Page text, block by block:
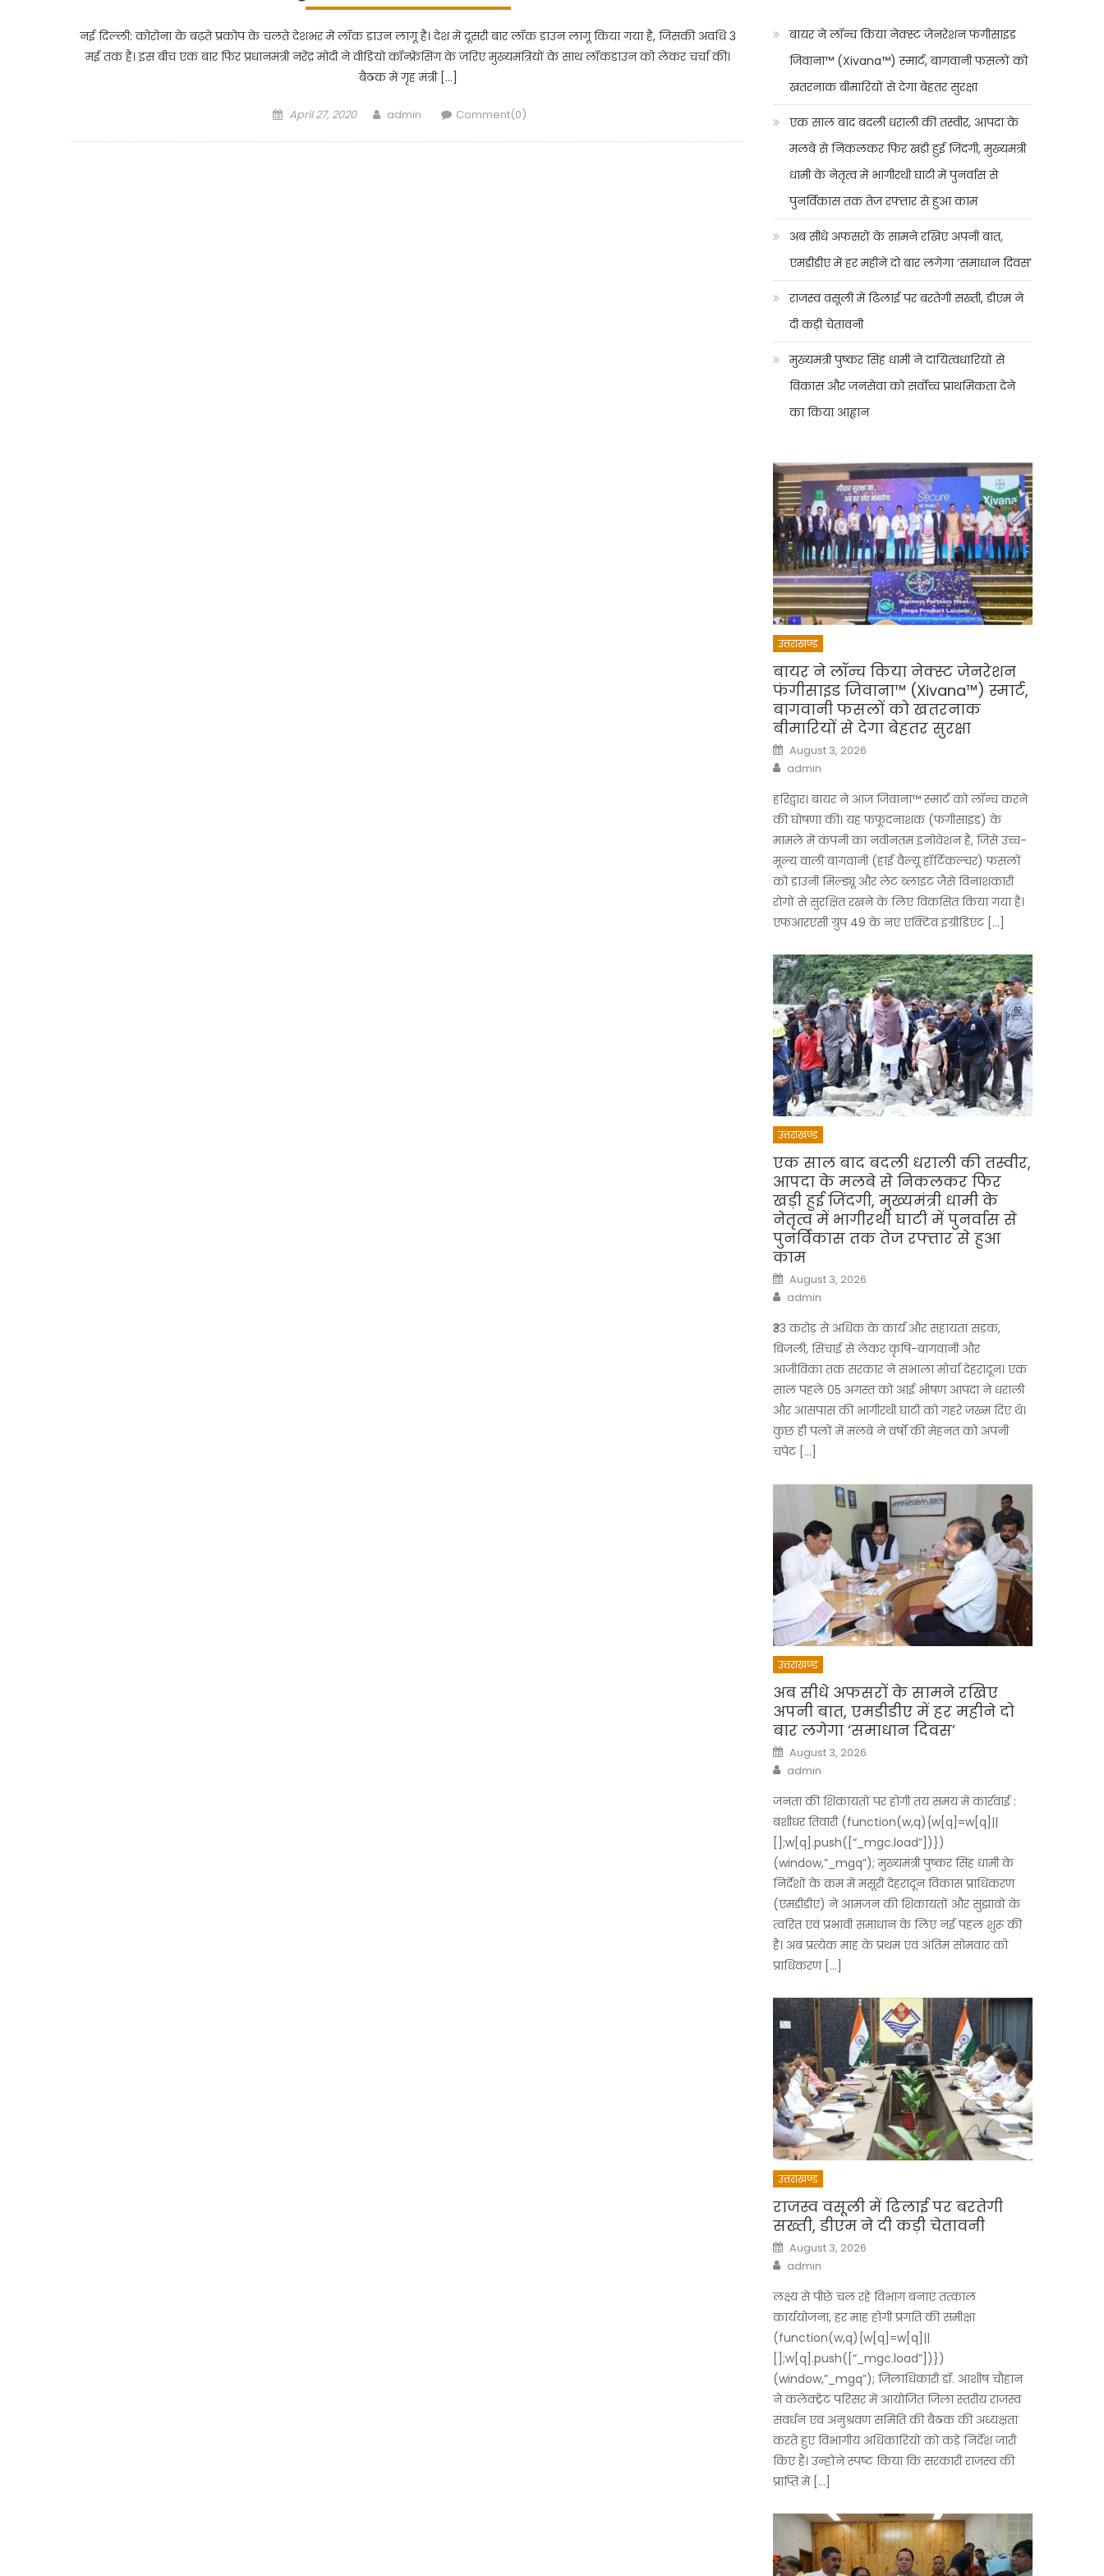
नई दिल्ली: कोरोना के बढ़ते प्रकोप के चलते देशभर में लॉक डाउन लागू है। देश में दूसरी बार लॉक डाउन लागू किया गया है, जिसकी अवधि 3
मई तक है। इस बीच एक बार फिर प्रधानमंत्री नरेंद्र मोदी ने वीडियो कॉन्फ्रेंसिंग के जरिए मुख्यमंत्रियों के साथ लॉकडाउन को लेकर चर्चा की।
बैठक में गृह मंत्री […]
Posted
April 27, 2020 Author
admin Comment(0)
बायर ने लॉन्च किया नेक्स्ट जेनरेशन फंगीसाइड
जिवाना™️ (Xivana™️) स्मार्ट, बागवानी फसलों को
खतरनाक बीमारियों से देगा बेहतर सुरक्षा
एक साल बाद बदली धराली की तस्वीर, आपदा के
मलबे से निकलकर फिर खड़ी हुई जिंदगी, मुख्यमंत्री
धामी के नेतृत्व में भागीरथी घाटी में पुनर्वास से
पुनर्विकास तक तेज रफ्तार से हुआ काम
अब सीधे अफसरों के सामने रखिए अपनी बात,
एमडीडीए में हर महीने दो बार लगेगा ‘समाधान दिवस’
राजस्व वसूली में ढिलाई पर बरतेगी सख्ती, डीएम ने
दी कड़ी चेतावनी
मुख्यमंत्री पुष्कर सिंह धामी ने दायित्वधारियों से
विकास और जनसेवा को सर्वोच्च प्राथमिकता देने
का किया आह्वान
उत्तराखण्ड
बायर ने लॉन्च किया नेक्स्ट जेनरेशन
फंगीसाइड जिवाना™️ (Xivana™️) स्मार्ट,
बागवानी फसलों को खतरनाक
बीमारियों से देगा बेहतर सुरक्षा
Posted
on
August 3, 2026
Author
admin
हरिद्वार। बायर ने आज जिवाना™️ स्मार्ट को लॉन्च करने
की घोषणा की। यह फफूंदनाशक (फंगीसाइड) के
मामले में कंपनी का नवीनतम इनोवेशन है, जिसे उच्च-
मूल्य वाली बागवानी (हाई वैल्यू हॉर्टिकल्चर) फसलों
को डाउनी मिल्ड्यू और लेट ब्लाइट जैसे विनाशकारी
रोगों से सुरक्षित रखने के लिए विकसित किया गया है।
एफआरएसी ग्रुप 49 के नए एक्टिव इंग्रीडिएंट […]
उत्तराखण्ड
एक साल बाद बदली धराली की तस्वीर,
आपदा के मलबे से निकलकर फिर
खड़ी हुई जिंदगी, मुख्यमंत्री धामी के
नेतृत्व में भागीरथी घाटी में पुनर्वास से
पुनर्विकास तक तेज रफ्तार से हुआ
काम
Posted
on
August 3, 2026
Author
admin
₹33 करोड़ से अधिक के कार्य और सहायता सड़क,
बिजली, सिंचाई से लेकर कृषि-बागवानी और
आजीविका तक सरकार ने संभाला मोर्चा देहरादून। एक
साल पहले 05 अगस्त को आई भीषण आपदा ने धराली
और आसपास की भागीरथी घाटी को गहरे जख्म दिए थे।
कुछ ही पलों में मलबे ने वर्षों की मेहनत को अपनी
चपेट […]
उत्तराखण्ड
अब सीधे अफसरों के सामने रखिए
अपनी बात, एमडीडीए में हर महीने दो
बार लगेगा ‘समाधान दिवस’
Posted
on
August 3, 2026
Author
admin
जनता की शिकायतों पर होगी तय समय में कार्रवाई :
बंशीधर तिवारी (function(w,q){w[q]=w[q]||
[];w[q].push([“_mgc.load”])})
(window,”_mgq”); मुख्यमंत्री पुष्कर सिंह धामी के
निर्देशों के क्रम में मसूरी देहरादून विकास प्राधिकरण
(एमडीडीए) ने आमजन की शिकायतों और सुझावों के
त्वरित एवं प्रभावी समाधान के लिए नई पहल शुरू की
है। अब प्रत्येक माह के प्रथम एवं अंतिम सोमवार को
प्राधिकरण […]
उत्तराखण्ड
राजस्व वसूली में ढिलाई पर बरतेगी
सख्ती, डीएम ने दी कड़ी चेतावनी
Posted
on
August 3, 2026
Author
admin
लक्ष्य से पीछे चल रहे विभाग बनाएं तत्काल
कार्ययोजना, हर माह होगी प्रगति की समीक्षा
(function(w,q){w[q]=w[q]||
[];w[q].push([“_mgc.load”])})
(window,”_mgq”); जिलाधिकारी डॉ. आशीष चौहान
ने कलेक्ट्रेट परिसर में आयोजित जिला स्तरीय राजस्व
संवर्धन एवं अनुश्रवण समिति की बैठक की अध्यक्षता
करते हुए विभागीय अधिकारियों को कड़े निर्देश जारी
किए हैं। उन्होंने स्पष्ट किया कि सरकारी राजस्व की
प्राप्ति में […]